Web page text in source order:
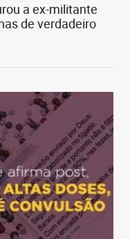
a ex-militante
de verdadeiro